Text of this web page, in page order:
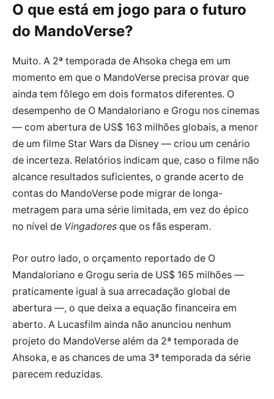
O que está em jogo para o futuro
do MandoVerse?
Muito. A 2ª temporada de Ahsoka chega em um
momento em que o MandoVerse precisa provar que
ainda tem fôlego em dois formatos diferentes. O
desempenho de O Mandaloriano e Grogu nos cinemas
— com abertura de US$ 163 milhões globais, a menor
de um filme Star Wars da Disney — criou um cenário
de incerteza. Relatórios indicam que, caso o filme não
alcance resultados suficientes, o grande acerto de
contas do MandoVerse pode migrar de longa-
metragem para uma série limitada, em vez do épico
no nível de Vingadores que os fãs esperam.
Por outro lado, o orçamento reportado de O
Mandaloriano e Grogu seria de US$ 165 milhões —
praticamente igual à sua arrecadação global de
abertura —, o que deixa a equação financeira em
aberto. A Lucasfilm ainda não anunciou nenhum
projeto do MandoVerse além da 2ª temporada de
Ahsoka, e as chances de uma 3ª temporada da série
parecem reduzidas.